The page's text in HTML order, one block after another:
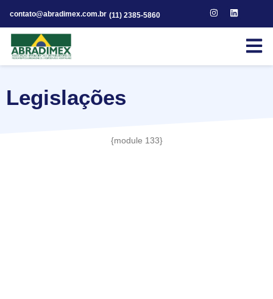
contato@abradimex.com.br (11) 2385-5860
Legislações
{module 133}